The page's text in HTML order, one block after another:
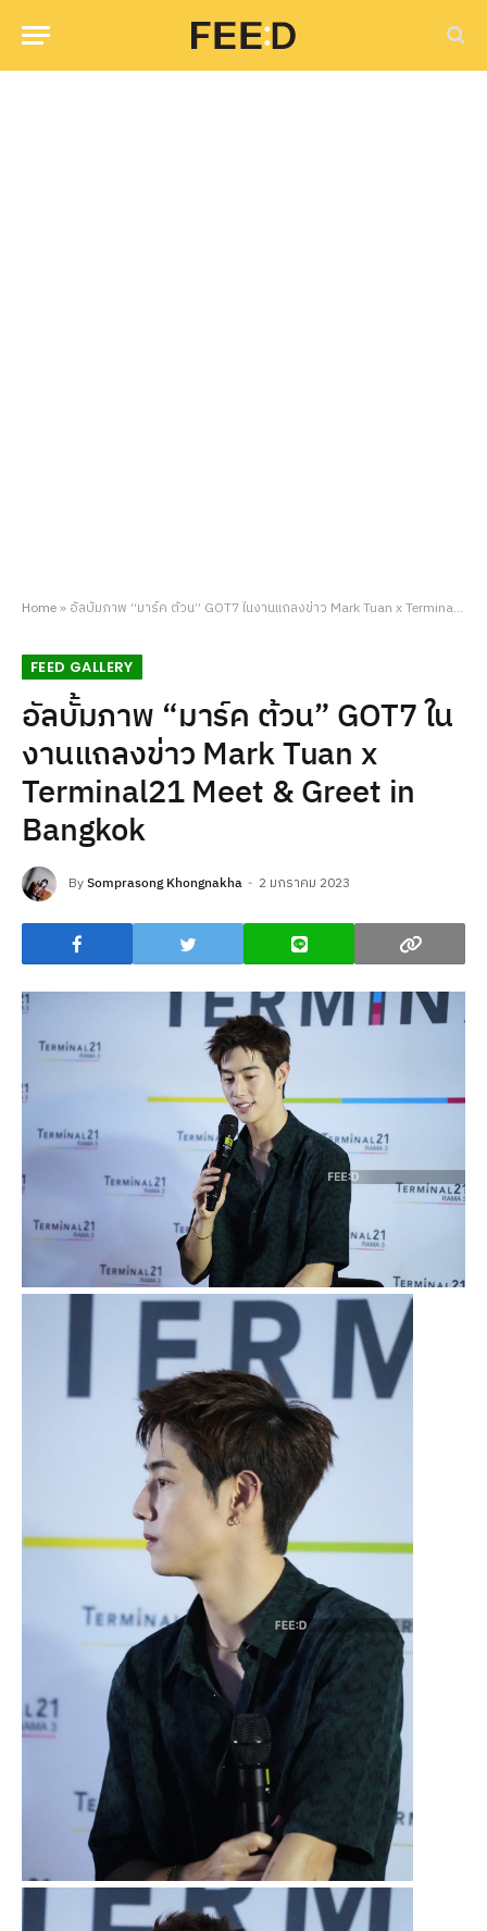
Home» อัลบั้มภาพ “มาร์ค ต้วน” GOT7 ในงานแถลงข่าว Mark Tuan x Terminal21 Meet & Greet in Bangkok
FEED GALLERY
อัลบั้มภาพ “มาร์ค ต้วน” GOT7 ใน
งานแถลงข่าว Mark Tuan x
Terminal21 Meet & Greet in
Bangkok
BySomprasong Khongnakha 2 มกราคม 2023